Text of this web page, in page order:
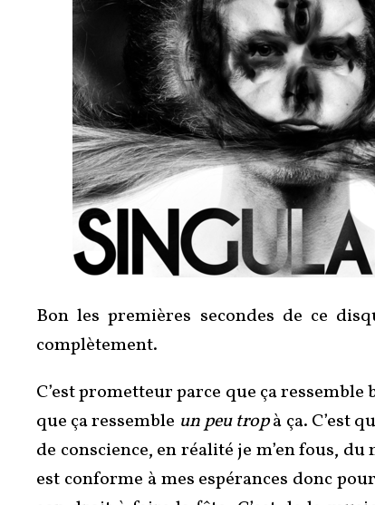
Bon les premières secondes de ce
complètement.
C’est prometteur parce que ça
que ça ressemble un peu tropà ça. C’est
de conscience, en réalité je m’en fous,
est conforme à mes espérances donc